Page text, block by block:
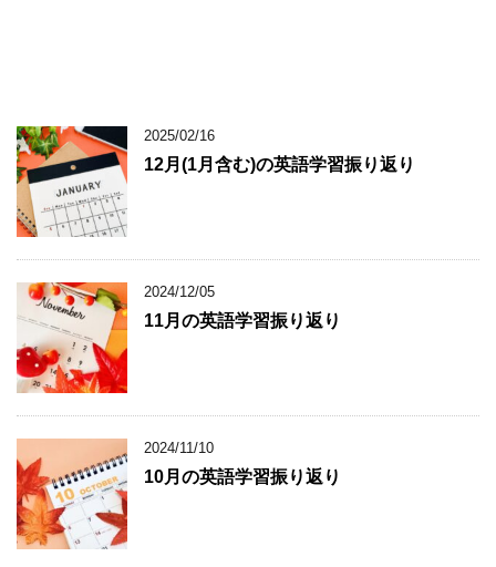
2025/02/16
12月(1月含む)の英語学習振り返り
2024/12/05
11月の英語学習振り返り
2024/11/10
10月の英語学習振り返り